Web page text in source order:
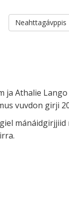
Neahttagávppis
ja Athalie
vuvdon girji